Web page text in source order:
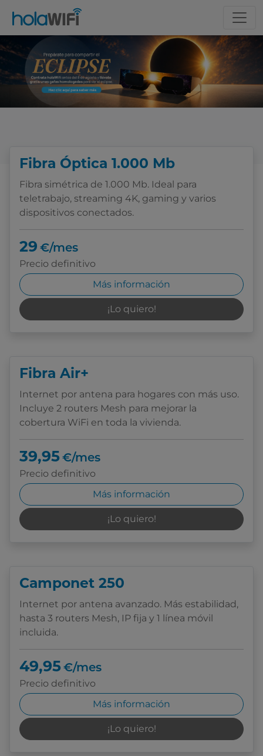
Fibra Óptica 1.000 Mb
Fibra simétrica de 1.000 Mb. Ideal para
teletrabajo, streaming 4K, gaming y varios
dispositivos conectados.
29 €/mes
Precio definitivo
Más información
¡Lo quiero!
Fibra Air+
Internet por antena para hogares con más uso.
Incluye 2 routers Mesh para mejorar la
cobertura WiFi en toda la vivienda.
39,95 €/mes
Precio definitivo
Más información
¡Lo quiero!
Camponet 250
Internet por antena avanzado. Más estabilidad,
hasta 3 routers Mesh, IP fija y 1 línea móvil
incluida.
49,95 €/mes
Precio definitivo
Más información
¡Lo quiero!